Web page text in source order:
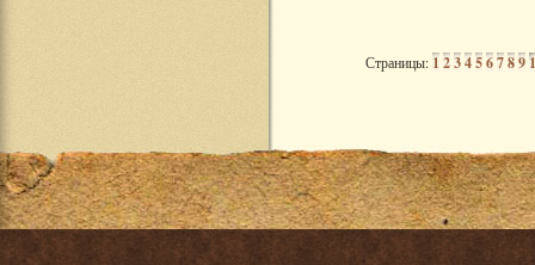
Страницы:1 23456789